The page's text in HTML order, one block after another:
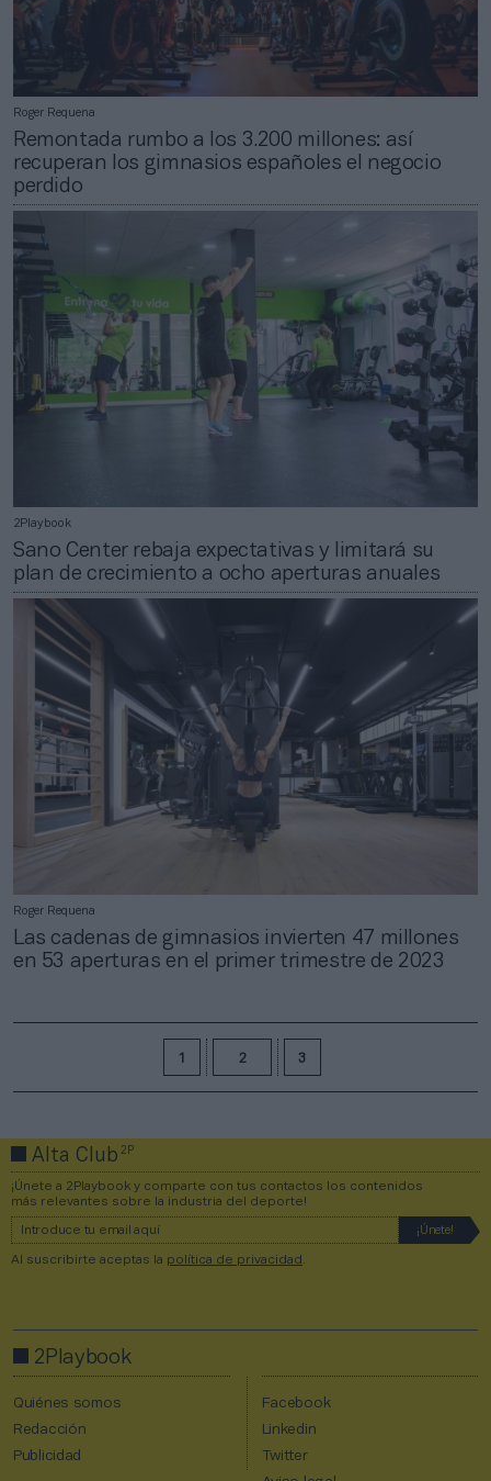
Roger Requena
Remontada rumbo a los 3.200 millones: así
recuperan los gimnasios españoles el negocio
perdido
2Playbook
Sano Center rebaja expectativas y limitará su
plan de crecimiento a ocho aperturas anuales
Roger Requena
Las cadenas de gimnasios invierten 47 millones
en 53 aperturas en el primer trimestre de 2023
1 2 3
Alta Club2P
¡Únete a 2Playbook y comparte con tus contactos los contenidos
más relevantes sobre la industria del deporte!
Al suscribirte aceptas la política de privacidad
2Playbook
Quiénes somos
Redacción
Publicidad
Facebook
Linkedin
Twitter